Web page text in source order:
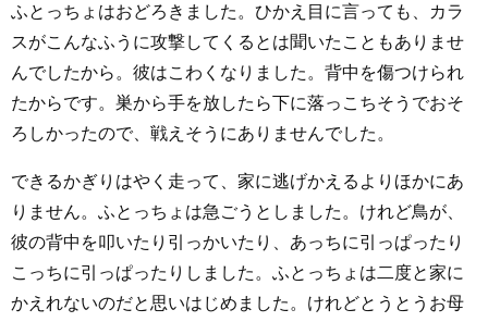
ふとっちょはおどろきました。ひかえ目に言っても、カラ
スがこんなふうに攻撃してくるとは聞いたこともありませ
んでしたから。彼はこわくなりました。背中を傷つけられ
たからです。巣から手を放したら下に落っこちそうでおそ
ろしかったので、戦えそうにありませんでした。
できるかぎりはやく走って、家に逃げかえるよりほかにあ
りません。ふとっちょは急ごうとしました。けれど鳥が、
彼の背中を叩いたり引っかいたり、あっちに引っぱったり
こっちに引っぱったりしました。ふとっちょは二度と家に
かえれないのだと思いはじめました。けれどとうとうお母